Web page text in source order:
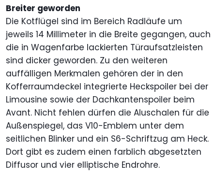
Breiter geworden
Die Kotflügel sind im Bereich Radläufe um
jeweils 14 Millimeter in die Breite gegangen, auch
die in Wagenfarbe lackierten Türaufsatzleisten
sind dicker geworden. Zu den weiteren
auffälligen Merkmalen gehören der in den
Kofferraumdeckel integrierte Heckspoiler bei der
Limousine sowie der Dachkantenspoiler beim
Avant. Nicht fehlen dürfen die Aluschalen für die
Außenspiegel, das V10-Emblem unter dem
seitlichen Blinker und ein S6-Schriftzug am Heck.
Dort gibt es zudem einen farblich abgesetzten
Diffusor und vier elliptische Endrohre.